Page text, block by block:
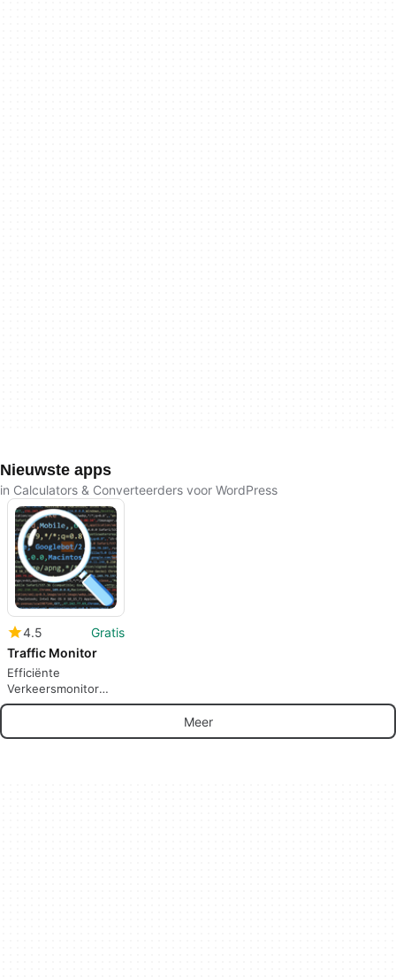
Nieuwste apps
in Calculators & Converteerders voor WordPress
4.5
Gratis
Traffic Monitor
Efficiënte
Verkeersmonitor
voor WordPress
Meer